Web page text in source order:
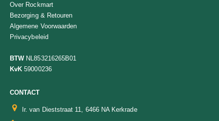
Over Rockmart
Bezorging & Retouren
Algemene Voorwaarden
Privacybeleid
BTWNL853216265B01
KvK 59000236
CONTACT
Ir. van Dieststraat 11, 6466 NA Kerkrade